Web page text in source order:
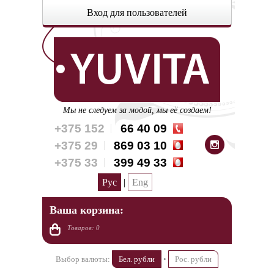
Вход для пользователей
Мы не следуем за модой, мы её создаем!
+375 152
66 40 09
+375 29
869 03 10
+375 33
399 49 33
Рус | Eng
Ваша корзина:
Товаров: 0
Выбор валюты: Бел. рубли • Рос. рубли